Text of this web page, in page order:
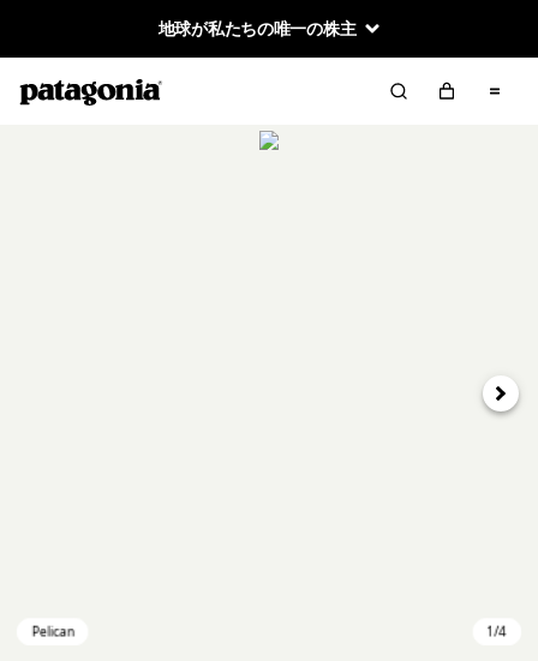
地球が私たちの唯一の株主
次へ